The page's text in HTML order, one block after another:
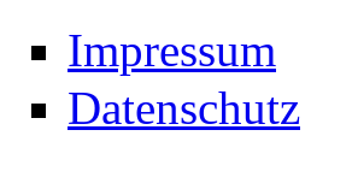
Impressum
Datenschutz